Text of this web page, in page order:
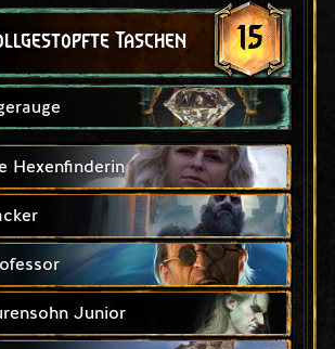
Taschen 15
Hexenfinderin
Junior